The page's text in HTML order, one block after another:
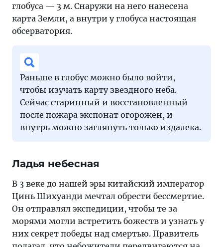
глобуса — 3 м. Снаружи на него нанесена
карта Земли, а внутри у глобуса настоящая
обсерватория.
Раньше в глобус можно было войти,
чтобы изучать карту звездного неба.
Сейчас старинный и восстановленный
после пожара экспонат огорожен, и
внутрь можно заглянуть только издалека.
Ладья небесная
В 3 веке до нашей эры китайский император
Цинь Шихуанди мечтал обрести бессмертие.
Он отправлял экспедиции, чтобы те за
морями могли встретить божеств и узнать у
них секрет победы над смертью. Правитель